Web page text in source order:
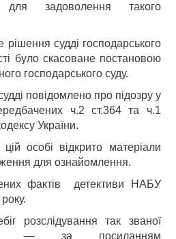
для задоволення такого
судді господарського
було скасоване постановою
господарського суду.
повідомлено про підозру у
ч.2 ст.364 та ч.1
України.
особі відкрито матеріали
для ознайомлення.
фактів детективи НАБУ
розслідування так званої
— за посиланням